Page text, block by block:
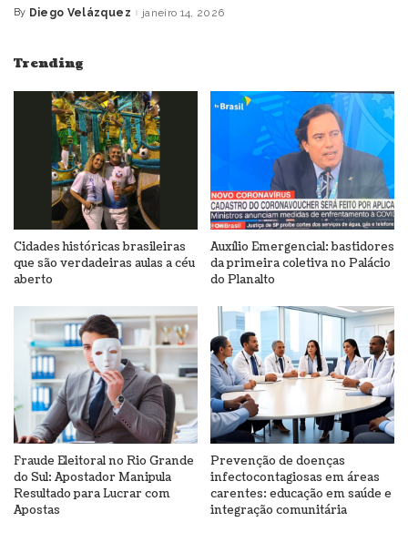
Posted
By Diego Velázquez janeiro 14, 2026
Trending
Cidades históricas brasileiras
que são verdadeiras aulas a céu
aberto
Auxílio Emergencial: bastidores
da primeira coletiva no Palácio
do Planalto
Fraude Eleitoral no Rio Grande
do Sul: Apostador Manipula
Resultado para Lucrar com
Apostas
Prevenção de doenças
infectocontagiosas em áreas
carentes: educação em saúde e
integração comunitária